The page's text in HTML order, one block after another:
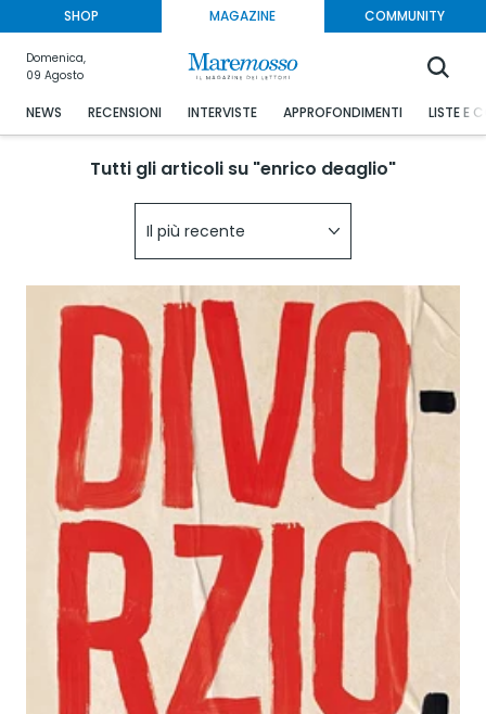
SHOP MAGAZINE COMMUNITY
Domenica,
09 Agosto
NEWS RECENSIONI INTERVISTE APPROFONDIMENTI LISTE E
Tutti gli articoli su "enrico deaglio"
Il più recente